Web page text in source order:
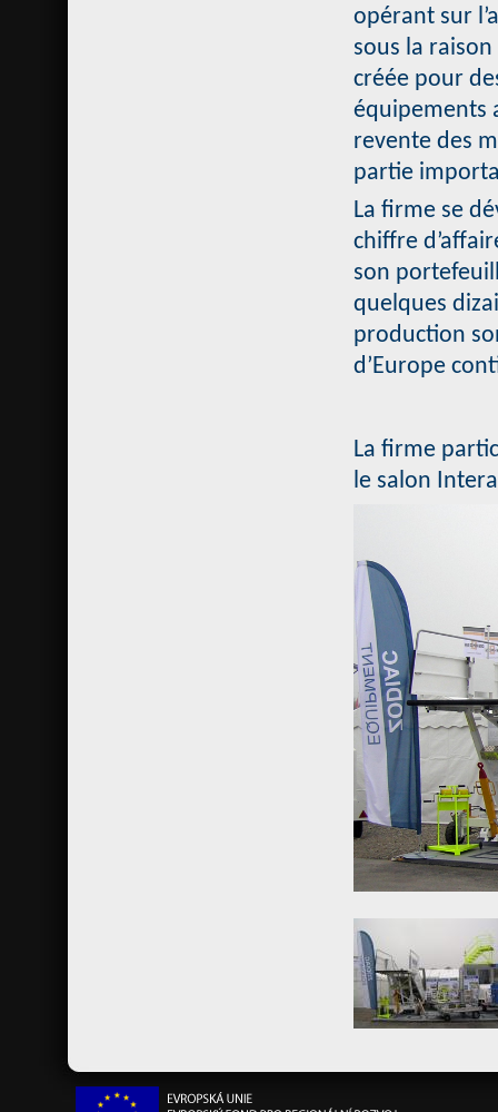
opérant sur
sous la raison
créée pour
équipements
revente des
partie
La firme se
chiffre
son
quelques
production
d’Europe
La firme
le salon